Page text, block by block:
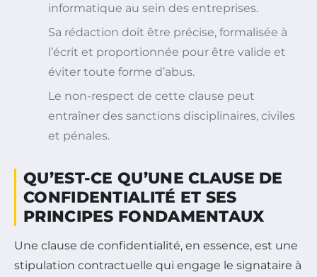
informatique au sein des entreprises.
Sa rédaction doit être précise, formalisée à
l’écrit et proportionnée pour être valide et
éviter toute forme d’abus.
Le non-respect de cette clause peut
entraîner des sanctions disciplinaires, civiles
et pénales.
QU’EST-CE QU’UNE CLAUSE DE
CONFIDENTIALITÉ ET SES
PRINCIPES FONDAMENTAUX
Une clause de confidentialité, en essence, est une
stipulation contractuelle qui engage le signataire à